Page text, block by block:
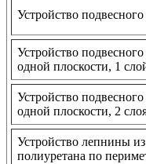
Устройство
Устройство
одной плоскости, 1
Устройство
одной плоскости, 2
Устройство лепнины
полиуретана по